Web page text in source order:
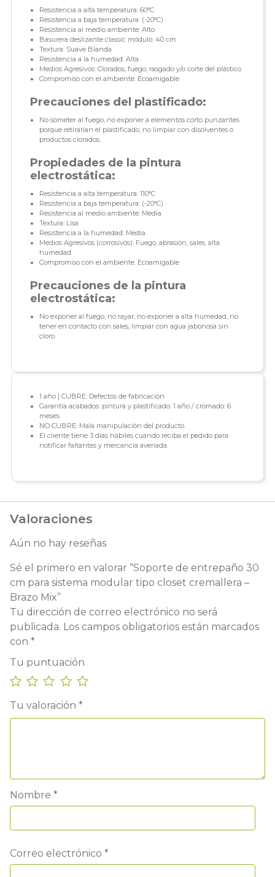
Resistencia a alta temperatura: 60°C
Resistencia a baja temperatura: (-20°C)
Resistencia al medio ambiente: Alto
Basurera deslizante classic módulo: 40 cm
Textura: Suave Blanda
Resistencia a la humedad: Alta
Medios Agresivos: Clorados, fuego, rasgado y/o corte del plástico
Compromiso con el ambiente: Ecoamigable
Precauciones del plastificado:
No someter al fuego, no exponer a elementos corto punzantes
porque retirarían el plastificado, no limpiar con disolventes o
productos clorados.
Propiedades de la pintura
electrostática:
Resistencia a alta temperatura: 110°C
Resistencia a baja temperatura: (-20°C)
Resistencia al medio ambiente: Media
Textura: Lisa
Resistencia a la humedad: Media
Medios Agresivos (corrosivos): Fuego, abrasión, sales, alta
humedad
Compromiso con el ambiente: Ecoamigable
Precauciones de la pintura
electrostática:
No exponer al fuego, no rayar, no exponer a alta humedad, no
tener en contacto con sales, limpiar con agua jabonosa sin
cloro.
1 año | CUBRE: Defectos de fabricación.
Garantía acabados: pintura y plastificado: 1 año / cromado: 6
meses
NO CUBRE: Mala manipulación del producto.
El cliente tiene 3 días hábiles cuando reciba el pedido para
notificar faltantes y mercancía averiada.
Valoraciones
Aún no hay reseñas
Sé el primero en valorar “Soporte de entrepaño 30
cm para sistema modular tipo closet cremallera –
Brazo Mix”
Tu dirección de correo electrónico no será
publicada. Los campos obligatorios están marcados
con *
Tu puntuación
Tu valoración *
Nombre *
Correo electrónico *